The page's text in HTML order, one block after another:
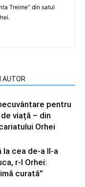
Treime” din satul
AUTOR
pentru
viață – din
Orhei
la cea de-a II-a
r-l Orhei:
curată”